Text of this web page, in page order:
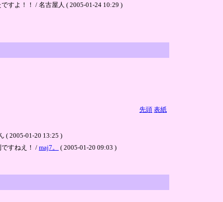
すよ！！ / 名古屋人 ( 2005-01-24 10:29 )
先頭 表紙
( 2005-01-20 13:25 )
すねえ！ / maj7。
( 2005-01-20 09:03 )